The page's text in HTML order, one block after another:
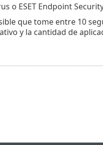
o ESET Endpoint
que tome entre 10
y la cantidad de